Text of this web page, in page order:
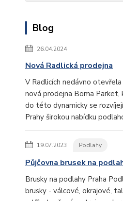
Blog
26.04.2024
Nová Radlická prodejna
V Radlicích nedávno
nová prodejna Boma Parket,
do této dynamicky se
Prahy širokou nabídku
19.07.2023 Podlahy
Půjčovna brusek na
Brusky na podlahy Praha
brusky - válcové, okrajové,